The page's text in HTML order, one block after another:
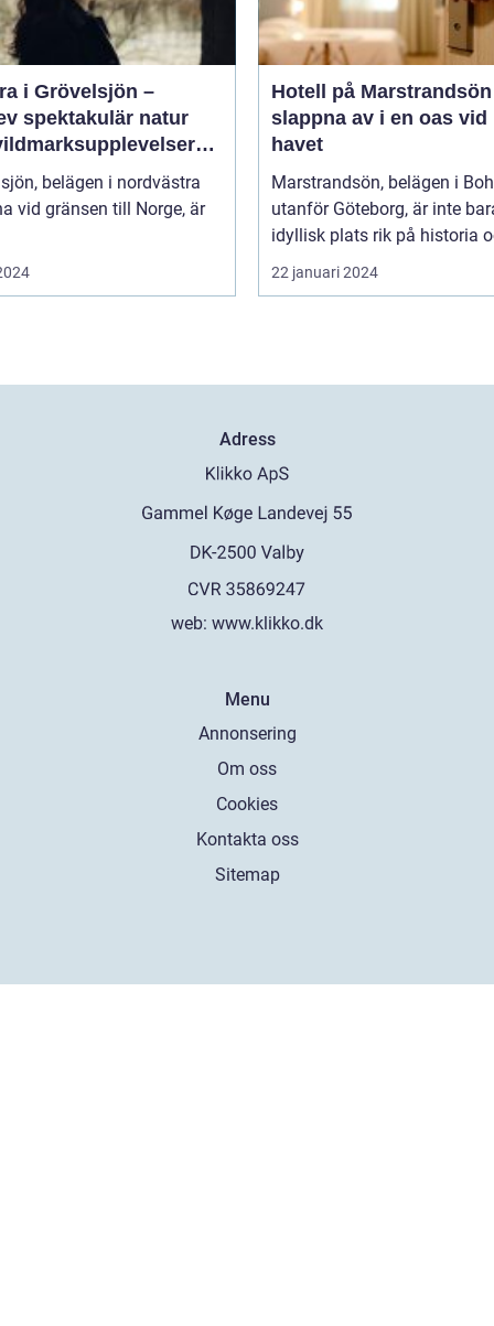
i Grövelsjön –
spektakulär natur
håll
belägen i nordvästra
vid gränsen till Norge, är
Hotell på
slappna av i en oas vid
havet
Marstrandsön, belägen i
utanför Göteborg, är inte
idyllisk plats rik på historia
22 januari 2024
Adress
web: www.klikko.dk
Menu
Annonsering
Om oss
Cookies
Kontakta oss
Sitemap